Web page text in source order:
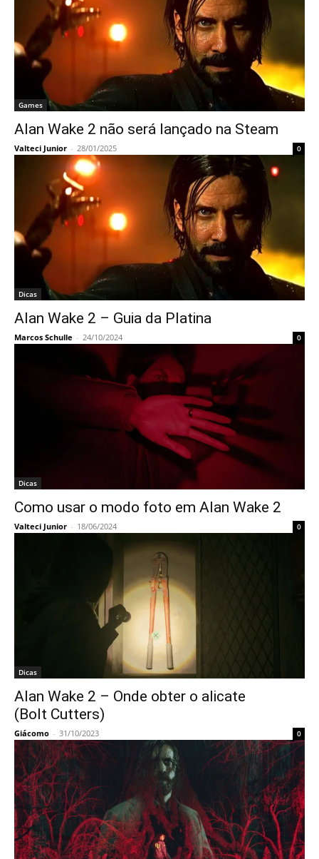
Games
Alan Wake 2 não será lançado na Steam
Valteci Junior - 28/01/2025 0
Dicas
Alan Wake 2 – Guia da Platina
Marcos Schulle - 24/10/2024 0
Dicas
Como usar o modo foto em Alan Wake 2
Valteci Junior - 18/06/2024 0
Dicas
Alan Wake 2 – Onde obter o alicate
(Bolt Cutters)
Giácomo - 31/10/2023 0